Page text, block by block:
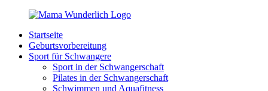
Zurück
Inhalt
MamaWunderlich.de
Mutti
sein
wunderbar!
Startseite
Geburtsvorbereitung
Sport für Schwangere
Sport in der Schwangerschaft
Pilates in der Schwangerschaft
Schwimmen und Aquafitness